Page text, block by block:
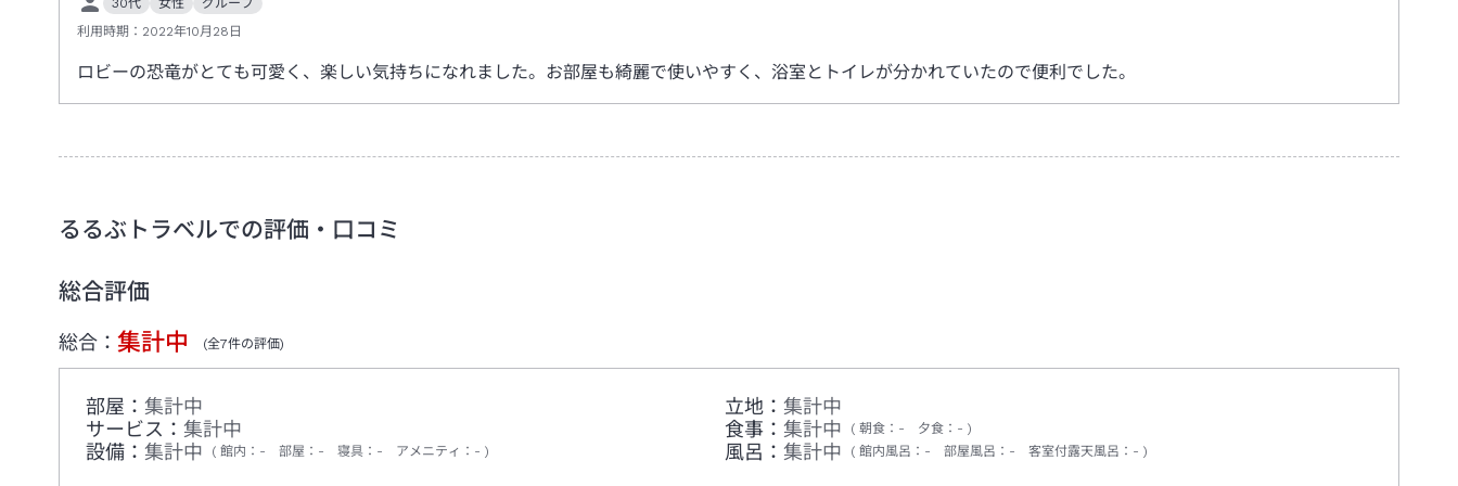
30代 女性
グループ
利用時期： 2022年10月28日
ロビーの恐竜がとても可愛く、楽しい気持ちになれました。お部屋も綺麗で使いやすく、浴室とトイレが分かれていたので便利でした。
るるぶトラベルでの評価・口コミ
総合評価
総合： 集計中 (全7件の評価)
部屋： 集計中 立地： 集計中
サービス： 集計中 食事： 集計中 朝食 ： - 夕食 ： -
設備： 集計中 館内 ： - 部屋 ： - 寝具 ： - アメニティ ： - 風呂： 集計中 館内風呂 ： - 部屋風呂 ： - 客室付露天風呂 ： -